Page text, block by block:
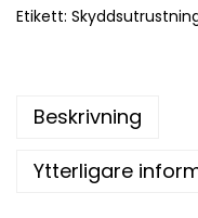
Etikett:
Beskrivning
Ytterligare